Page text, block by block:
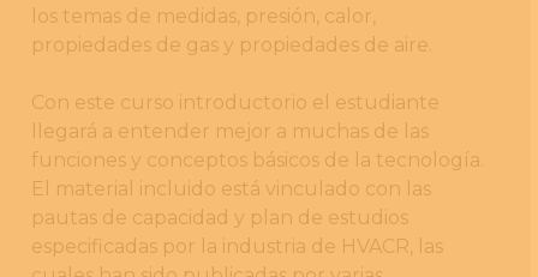
los temas de medidas, presión, calor,
propiedades de gas y propiedades de aire.
Con este curso introductorio el estudiante
llegará a entender mejor a muchas de las
funciones y conceptos básicos de la tecnología.
El material incluido está vinculado con las
pautas de capacidad y plan de estudios
especificadas por la industria de HVACR, las